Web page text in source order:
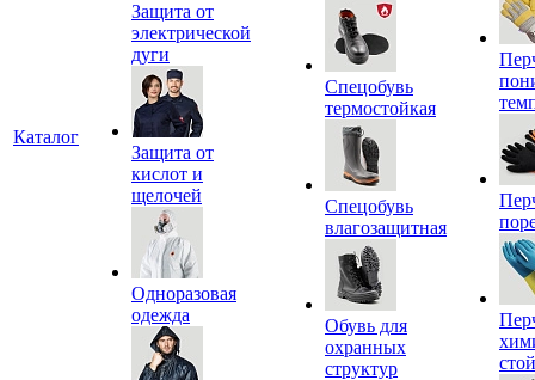
Каталог
Защита от
электрической
дуги
Защита от
кислот и
щелочей
Одноразовая
одежда
Спецобувь
термостойкая
Спецобувь
влагозащитная
Обувь для
охранных
структур